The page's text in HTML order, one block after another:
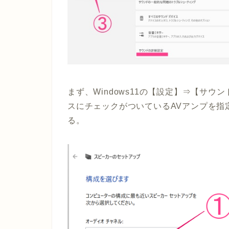
まず、Windows11の【設定】⇒【サウ
スにチェックがついているAVアンプを
る。